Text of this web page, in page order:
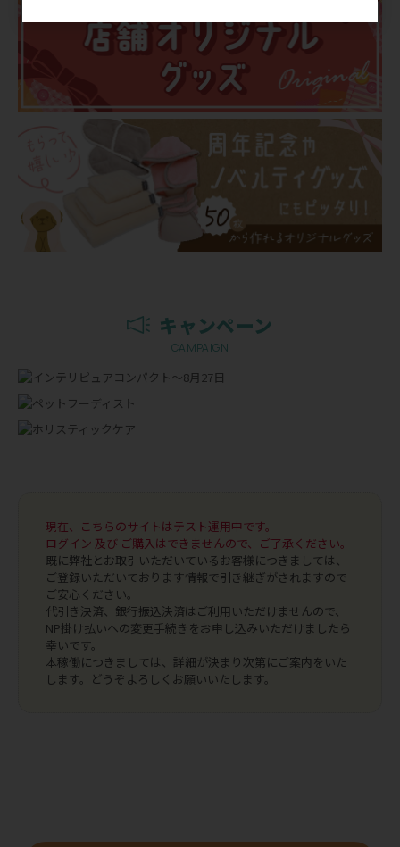
キャンペーン
CAMPAIGN
現在、こちらのサイトはテスト運用中です。
ログイン 及び ご購入はできませんので、ご了承ください。
既に弊社とお取引いただいているお客様につきましては、
ご登録いただいております情報で引き継ぎがされますので
ご安心ください。
代引き決済、銀行振込決済はご利用いただけませんので、
NP掛け払いへの変更手続きをお申し込みいただけましたら
幸いです。
本稼働につきましては、詳細が決まり次第にご案内をいた
します。どうぞよろしくお願いいたします。